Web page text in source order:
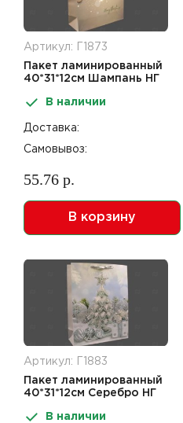
Артикул: Г1873
Пакет ламинированный
40*31*12см Шампань НГ
В наличии
Доставка:
Самовывоз:
55.76 р.
В корзину
Артикул: Г1883
Пакет ламинированный
40*31*12см Серебро НГ
В наличии